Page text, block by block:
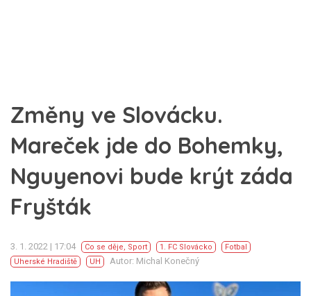
Změny ve Slovácku.
Mareček jde do Bohemky,
Nguyenovi bude krýt záda
Fryšták
3. 1. 2022 | 17:04 Co se děje, Sport 1. FC Slovácko
Fotbal
Uherské Hradiště
UH Autor: Michal Konečný